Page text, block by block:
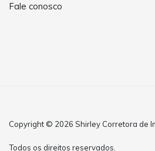
Fale conosco
Copyright © 2026 Shirley Corretora de
Todos os direitos reservados.